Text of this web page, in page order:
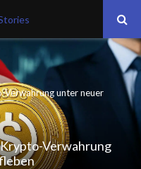
Verwahrung unter neuer
Verwahrung